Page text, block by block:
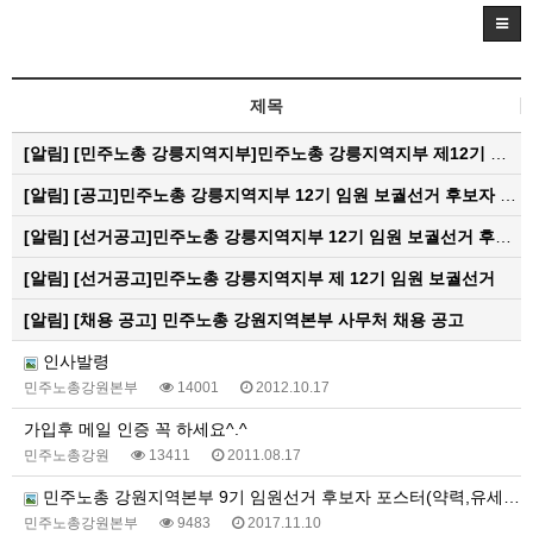
제목
[알림] [민주노총 강릉지역지부]민주노총 강릉지역지부 제12기 임원 보궐선거결과 공고
[알림] [공고]민주노총 강릉지역지부 12기 임원 보궐선거 후보자 확정 공고
[알림] [선거공고]민주노총 강릉지역지부 12기 임원 보궐선거 후보 등록 기간 연장 공고
[알림] [선거공고]민주노총 강릉지역지부 제 12기 임원 보궐선거
[알림] [채용 공고] 민주노총 강원지역본부 사무처 채용 공고
인사발령
민주노총강원본부 14001 2012.10.17
가입후 메일 인증 꼭 하세요^.^
민주노총강원 13411 2011.08.17
민주노총 강원지역본부 9기 임원선거 후보자 포스터(약력,유세일정)
민주노총강원본부 9483 2017.11.10